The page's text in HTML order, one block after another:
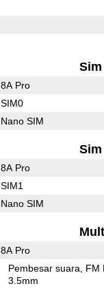
8A Pro
SIM0
Nano SIM
8A Pro
SIM1
Nano SIM
8A Pro
Pembesar suara FM
3.5mm